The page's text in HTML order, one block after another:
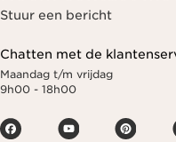
Stuur een bericht
Chatten met de
Maandag t/m vrijdag
9h00 - 18h00